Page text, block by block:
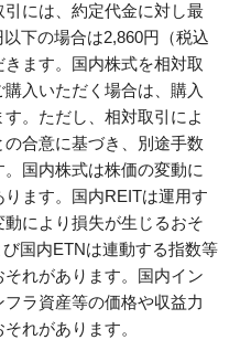
には、約定代金に対し最
下の場合は2,860円（税込
ます。国内株式を相対取
入いただく場合は、購入
。ただし、相対取引によ
合意に基づき、別途手数
国内株式は株価の変動に
ます。国内REITは運用す
により損失が生じるおそ
国内ETNは連動する指数等
れがあります。国内イン
ラ資産等の価格や収益力
れがあります。